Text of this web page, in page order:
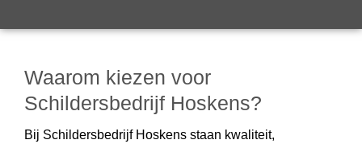
Waarom kiezen voor
Schildersbedrijf Hoskens?
Bij Schildersbedrijf Hoskens staan kwaliteit,